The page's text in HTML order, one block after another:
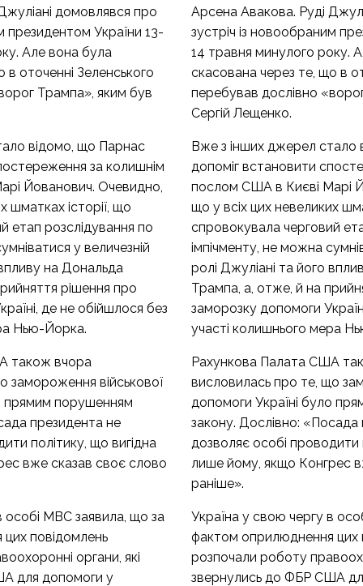
домовлявся про
президентом України 13-
Але вона була
оточенні Зеленського
Трампа», яким був
відомо, що Парнас
за колишнім
Йованович. Очевидно,
шматках історії, що
етап розслідування по
у величезній
на Дональда
рішення про
де не обійшлося без
Нью-Йорка.
також вчора
замороження військової
прямим порушенням
президента не
політику, що вигідна
вже сказав своє слово
особі МВС заявила, що за
повідомлень
органи, які
для допомоги у
Арсена Авакова. Руді
зустріч із новообраним
14 травня минулого року.
скасована через те, що в
перебував дослівно
Сергій Лещенко.
Вже з інших джерел стало
допоміг встановити
послом США в Києві Марі
що у всіх цих невеликих
спровокувала черговий
імпічменту, не можна
ролі Джуліані та його
Трампа, а, отже, й на
заморозку допомоги
участі колишнього мера
Рахункова Палата США
висловилась про те, що
допомоги Україні було
закону. Дослівно: «Посада
дозволяє особі проводити
лише йому, якщо Конгрес
раніше».
Україна у свою чергу в
фактом оприлюднення цих
розпочали роботу
звернулись до ФБР США